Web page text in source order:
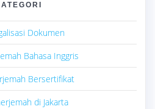
Dokumen
Bahasa Inggris
Bersertifikat
di Jakarta